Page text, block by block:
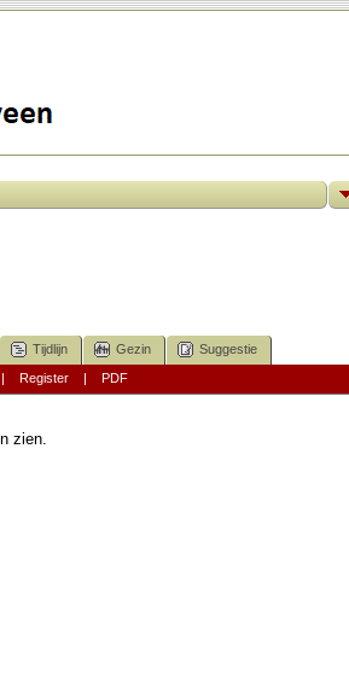
Tijdlijn Gezin Suggestie
Register| PDF
zien.